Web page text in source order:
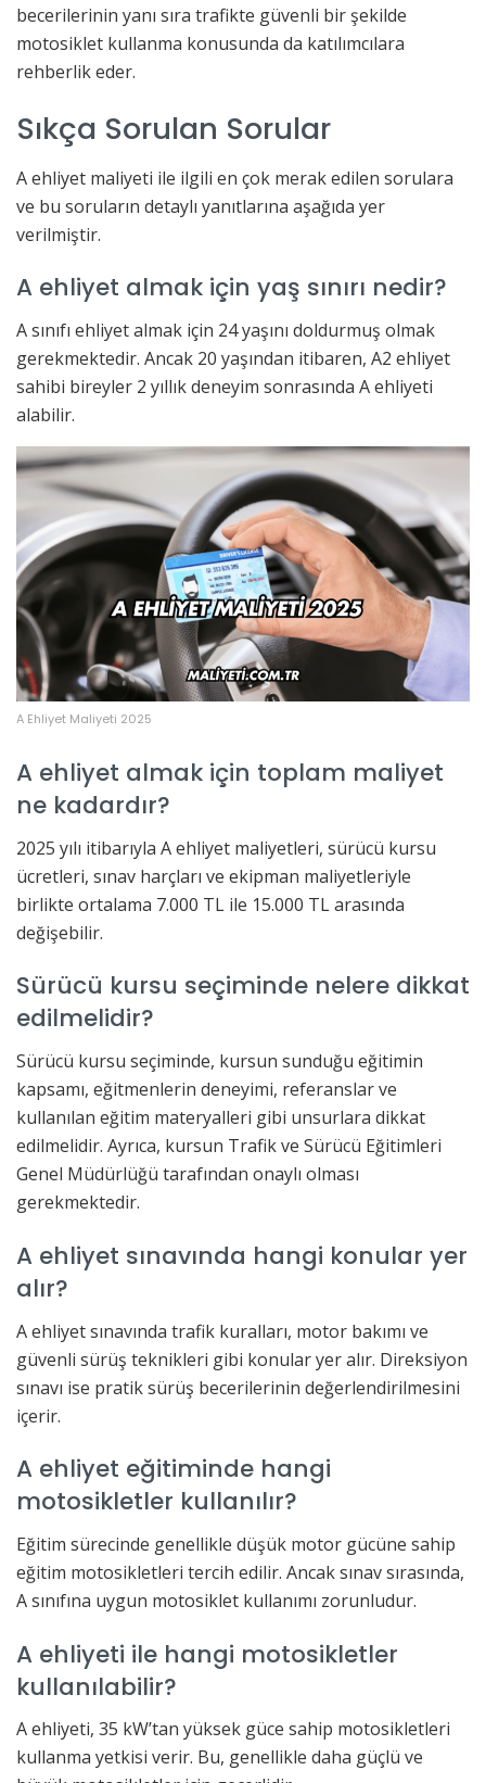
becerilerinin yanı sıra trafikte güvenli bir şekilde
motosiklet kullanma konusunda da katılımcılara
rehberlik eder.
Sıkça Sorulan Sorular
A ehliyet maliyeti ile ilgili en çok merak edilen sorulara
ve bu soruların detaylı yanıtlarına aşağıda yer
verilmiştir.
A ehliyet almak için yaş sınırı nedir?
A sınıfı ehliyet almak için 24 yaşını doldurmuş olmak
gerekmektedir. Ancak 20 yaşından itibaren, A2 ehliyet
sahibi bireyler 2 yıllık deneyim sonrasında A ehliyeti
alabilir.
A Ehliyet Maliyeti 2025
A ehliyet almak için toplam maliyet
ne kadardır?
2025 yılı itibarıyla A ehliyet maliyetleri, sürücü kursu
ücretleri, sınav harçları ve ekipman maliyetleriyle
birlikte ortalama 7.000 TL ile 15.000 TL arasında
değişebilir.
Sürücü kursu seçiminde nelere dikkat
edilmelidir?
Sürücü kursu seçiminde, kursun sunduğu eğitimin
kapsamı, eğitmenlerin deneyimi, referanslar ve
kullanılan eğitim materyalleri gibi unsurlara dikkat
edilmelidir. Ayrıca, kursun Trafik ve Sürücü Eğitimleri
Genel Müdürlüğü tarafından onaylı olması
gerekmektedir.
A ehliyet sınavında hangi konular yer
alır?
A ehliyet sınavında trafik kuralları, motor bakımı ve
güvenli sürüş teknikleri gibi konular yer alır. Direksiyon
sınavı ise pratik sürüş becerilerinin değerlendirilmesini
içerir.
A ehliyet eğitiminde hangi
motosikletler kullanılır?
Eğitim sürecinde genellikle düşük motor gücüne sahip
eğitim motosikletleri tercih edilir. Ancak sınav sırasında,
A sınıfına uygun motosiklet kullanımı zorunludur.
A ehliyeti ile hangi motosikletler
kullanılabilir?
A ehliyeti, 35 kW’tan yüksek güce sahip motosikletleri
kullanma yetkisi verir. Bu, genellikle daha güçlü ve